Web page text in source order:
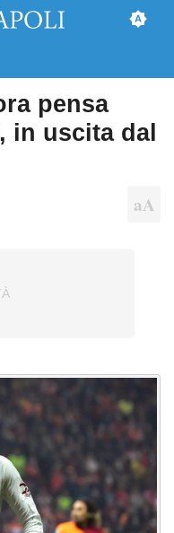
pensa
in uscita dal